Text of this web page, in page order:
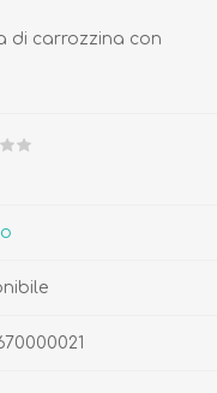
di carrozzina con